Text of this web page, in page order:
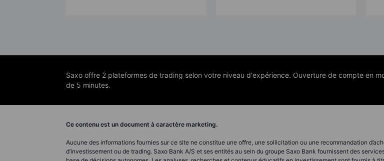
Saxo offre 2 plateformes de trading selon votre niveau d'expérience. Ouverture de compte en
de 5 minutes.
Ce contenu est un document à caractère marketing.
Aucune des informations fournies sur ce site ne constitue une offre, une sollicitation ou une recommandation
d’investissement ou de trading. Saxo Bank A/S et ses entités au sein du groupe Saxo Bank fournissent des